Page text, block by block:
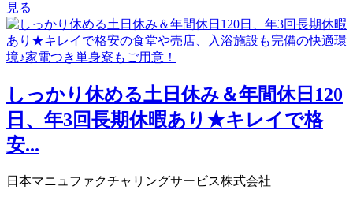
見る
しっかり休める土日休み＆年間休日120
日、年3回長期休暇あり★キレイで格
安...
日本マニュファクチャリングサービス株式会社